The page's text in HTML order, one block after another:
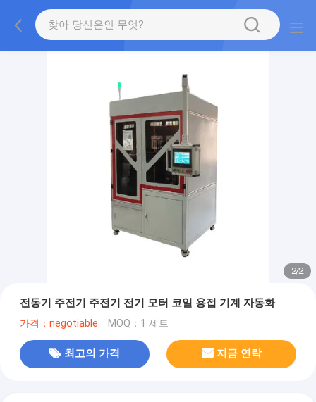
2/2
전동기 주전기 주전기 전기 모터 코일 용접 기계 자동화
가격：negotiable MOQ：1 세트
최고의 가격 지금 연락